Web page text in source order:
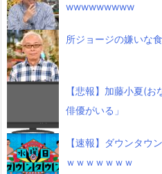
wwwwwwwww
所ジョージの嫌いな
【悲報】加藤小夏(
俳優がいる」
【速報】ダウンタウ
ｗｗｗｗｗｗｗ